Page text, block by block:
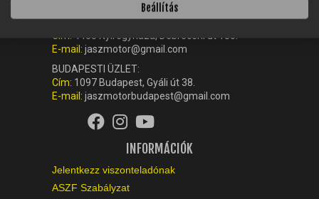
NYÍREGYHÁZI ÜZLET:
Cím: 4405 Nyíregyháza, Debreceni út 180.
E-mail: jaszmotor@gmail.com
BUDAPESTI ÜZLET:
Cím: 1097 Budapest, Gyáli út 38.
E-mail: jaszmotorbudapest@gmail.com
INFORMÁCIÓK
Jelentkezz viszonteladónak
ASZF Szabályzat
Beállítás